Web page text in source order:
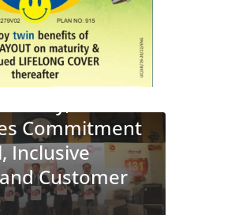
PNB Half Marathon 2025
Unites Citizens in a
‘Cyber Run’ for a Digitally
Secure Bharat